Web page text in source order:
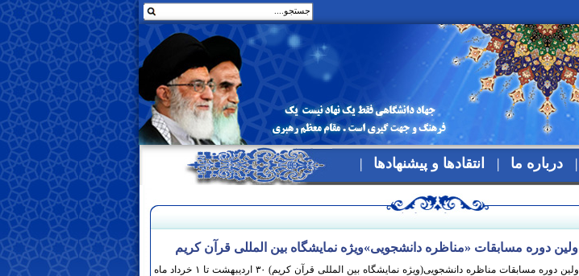
درباره ما
انتقادها و پیشنهادها
اولین دوره مسابقات «مناظره دانشجویی»ویژه نمایشگاه بین المللی قرآن کریم
اولین دوره مسابقات مناظره دانشجویی(ویژه نمایشگاه بین المللی قرآن کریم) ۳۰ اردیبهشت تا ۱ خرداد ماه